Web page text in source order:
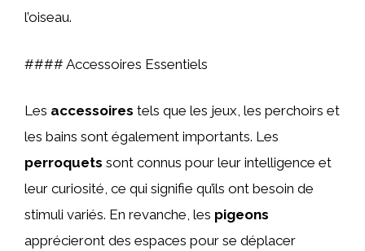
l’oiseau.
#### Accessoires Essentiels
Les accessoires tels que les jeux, les perchoirs et
les bains sont également importants. Les
perroquets sont connus pour leur intelligence et
leur curiosité, ce qui signifie qu’ils ont besoin de
stimuli variés. En revanche, les pigeons
apprécieront des espaces pour se déplacer